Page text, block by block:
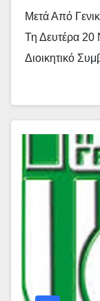
Μετά Από
Τη Δευτέρα 20
Διοικητικό